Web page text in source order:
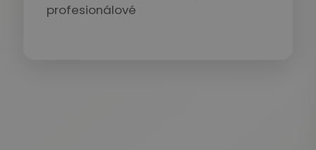
profesionálové